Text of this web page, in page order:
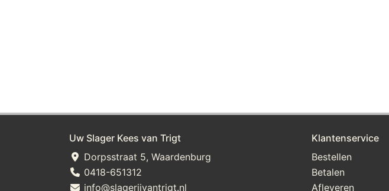
Uw Slager Kees van Trigt
Dorpsstraat 5, Waardenburg
0418-651312
info@slagerijvantrigt.nl
Klantenservice
Bestellen
Betalen
Afleveren